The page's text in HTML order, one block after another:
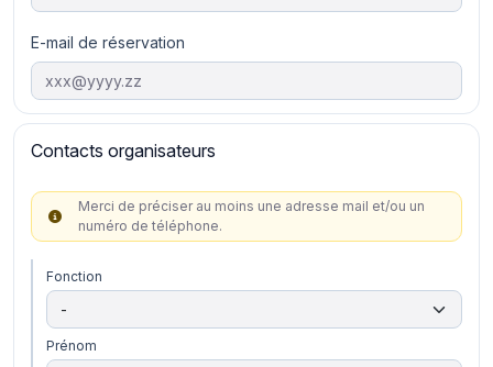
E-mail de réservation
Contacts organisateurs
Merci de préciser au moins une adresse mail et/ou un
numéro de téléphone.
Fonction
Prénom